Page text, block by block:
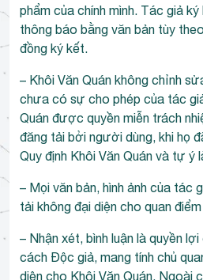
phẩm của chính mình. Tác giả
thông báo bằng văn bản tùy
đồng ký kết.
– Khôi Văn Quán không chỉnh
chưa có sự cho phép của tác
Quán được quyền miễn trách
đăng tải bởi người dùng, khi họ
Quy định Khôi Văn Quán và tự ý
– Mọi văn bản, hình ảnh của tác
tải không đại diện cho quan
– Nhận xét, bình luận là quyền
cách Độc giả, mang tính chủ
diện cho Khôi Văn Quán. Ngoài